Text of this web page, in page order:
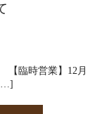
【臨時営業】12月